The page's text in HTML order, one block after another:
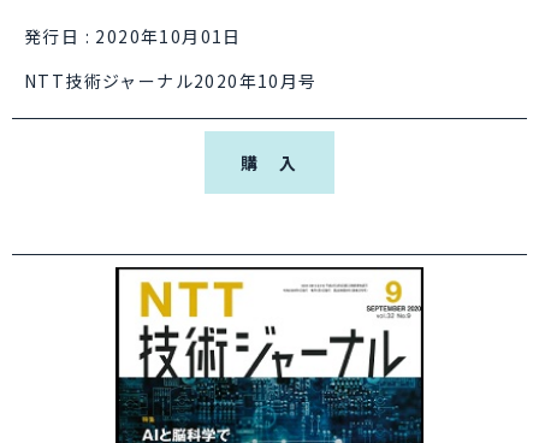
発行日 : 2020年10月01日
NTT技術ジャーナル2020年10月号
購 入